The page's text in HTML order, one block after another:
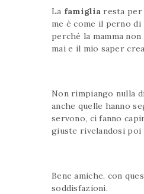
La famiglia resta per
me è come il perno
perché la mamma
mai e il mio saper
Non rimpiango nulla
anche quelle hanno
servono, ci fanno
giuste rivelandosi
Bene amiche, con
soddisfazioni.